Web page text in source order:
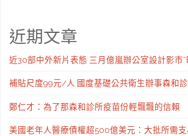
近期文章
近30部中外新片表態 三月億嵐辦公室設計影市“
補貼尺度99元/人 國度基礎公共衛生辦事森和
鄭仁才：為了那森和診所疫苗份輕飄飄的信賴
美國老年人醫療債權超500億美元：大批所需